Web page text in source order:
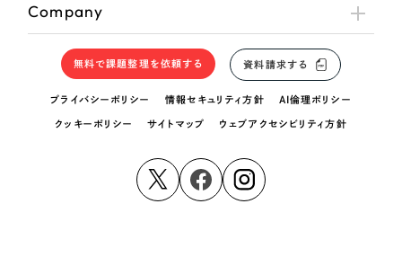
Company
無料で課題整理を依頼する 資料請求する
プライバシーポリシー 情報セキュリティ方針 AI倫理ポリシー
クッキーポリシー サイトマップ ウェブアクセシビリティ方針